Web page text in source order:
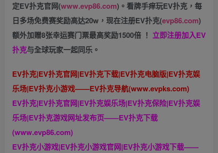
定EV扑克官网(www.evp86.com)。看牌手痒玩EV扑克， 每
日多场免费赛奖励高达20w，现在注册EV扑克(evp86.com)
额外加赠8张幸运赛门票最高奖励1500倍 ！ 立即注册加入EV
扑克与全球玩家一起同乐。
EV扑克|EV扑克官网|EV扑克下载|EV扑克电脑版|EV扑克娱
乐场|EV扑克小游戏——EV扑克导航(www.evpks.com)
EV扑克|EV扑克官网|EV扑克娱乐场|EV扑克保险|EV扑克娱
乐场|EV扑克游戏网址发布页——EV扑克下载
(www.evp86.com)
EV扑克小游戏|EV扑克小游戏官网|EV扑克小游戏下载——